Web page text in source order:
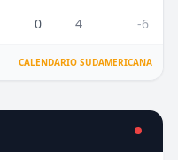
0 4 -6
CALENDARIO SUDAMERICANA